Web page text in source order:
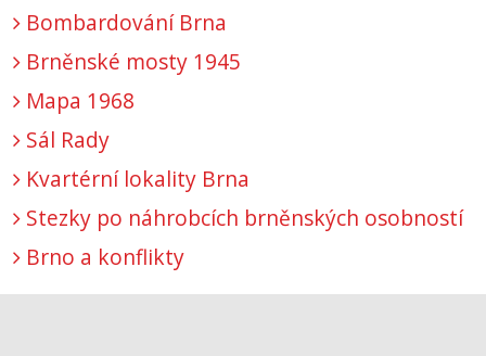
Bombardování Brna
Brněnské mosty 1945
Mapa 1968
Sál Rady
Kvartérní lokality Brna
Stezky po náhrobcích brněnských osobností
Brno a konflikty